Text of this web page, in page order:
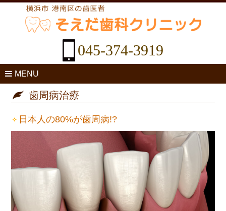
045-374-3919
MENU
歯周病治療
日本人の80%が歯周病!?